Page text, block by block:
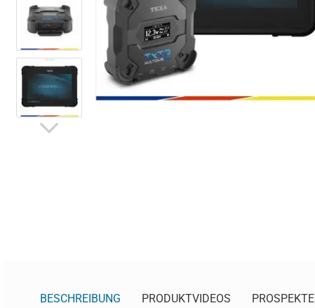
BESCHREIBUNG PRODUKTVIDEOS PROSPEKTE